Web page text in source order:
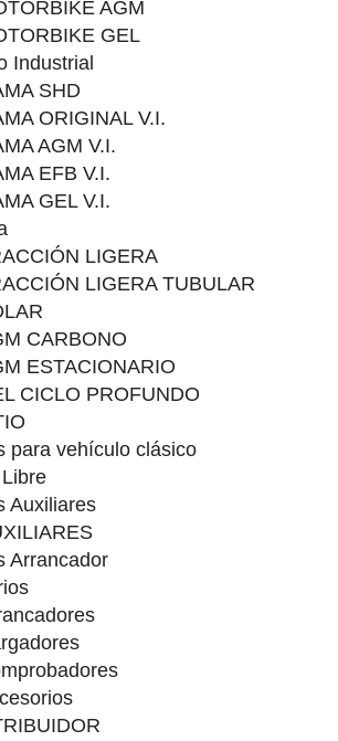
AGM
GEL
Industrial
SHD
ORIGINAL V.I.
AGM V.I.
EFB V.I.
GEL V.I.
LIGERA
LIGERA TUBULAR
CARBONO
ESTACIONARIO
CICLO PROFUNDO
para vehículo clásico
Auxiliares
Arrancador